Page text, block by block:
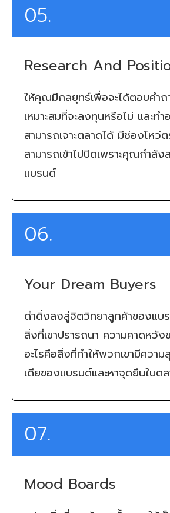
05.
Research And
ให้คุณมีกลยุทธ์เพื่อจะได้ตอบคำถ
เหมาะสมที่จะลงทุนหรือไม่ และทำ
สามารถเจาะตลาดได้ มีช่องโหว่ต
สามารถเข้าไปปิดเพราะคุณกำลั
แบรนด์
06.
Your Dream Buyers
ดำดิ่งลงสู่จิตวิทยาลูกค้าของแบ
สิ่งที่เขาปรารถนา ความคาดหวัง
อะไรคือสิ่งที่ทำให้พวกเขามีควา
เดียของแบรนด์และหาจุดยืนในต
07.
Mood Boards